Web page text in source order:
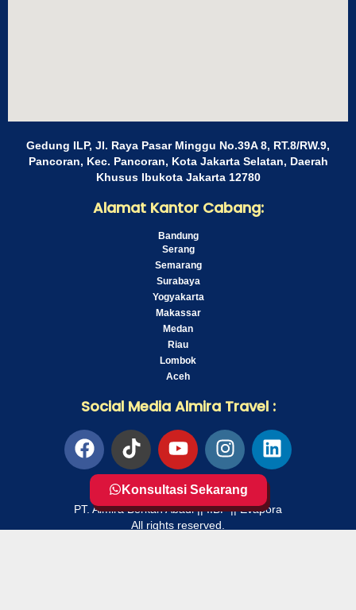
Konsultasi Sekarang
Gedung ILP, Jl. Raya Pasar Minggu No.39A 8, RT.8/RW.9,
Pancoran, Kec. Pancoran, Kota Jakarta Selatan, Daerah
Khusus Ibukota Jakarta 12780
Alamat Kantor Cabang:
Bandung
Serang
Semarang
Surabaya
Yogyakarta
Makassar
Medan
Riau
Lombok
Aceh
Social Media Almira Travel :
Copyright© 2019 - 2024
PT. Almira Berkah Abadi || IIBF || Evapora
All rights reserved.